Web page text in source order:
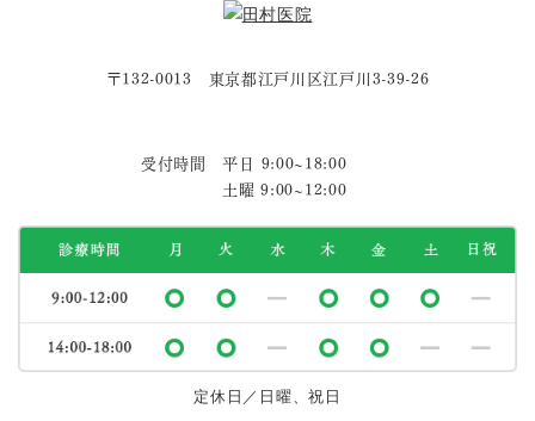
〒132-0013 東京都江戸川区江戸川3-39-26
受付時間 平日 9:00~18:00
土曜 9:00~12:00
定休日／日曜、祝日